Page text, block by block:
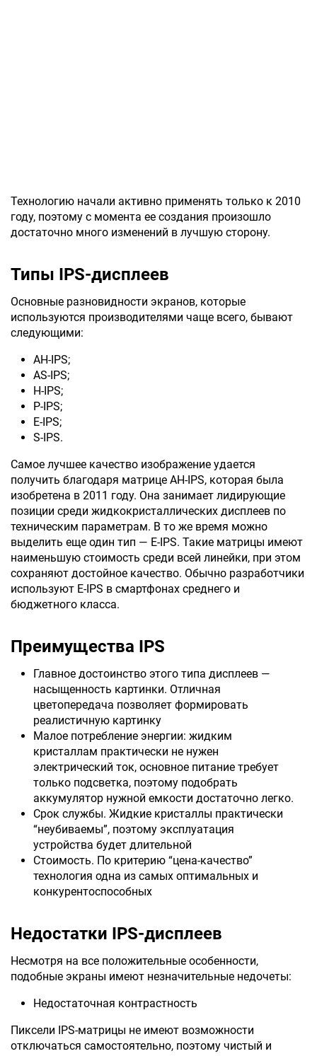
Технологию начали активно применять только к 2010
году, поэтому с момента ее создания произошло
достаточно много изменений в лучшую сторону.
Типы IPS-дисплеев
Основные разновидности экранов, которые
используются производителями чаще всего, бывают
следующими:
AH-IPS;
AS-IPS;
H-IPS;
P-IPS;
E-IPS;
S-IPS.
Самое лучшее качество изображение удается
получить благодаря матрице AH-IPS, которая была
изобретена в 2011 году. Она занимает лидирующие
позиции среди жидкокристаллических дисплеев по
техническим параметрам. В то же время можно
выделить еще один тип — E-IPS. Такие матрицы имеют
наименьшую стоимость среди всей линейки, при этом
сохраняют достойное качество. Обычно разработчики
используют E-IPS в смартфонах среднего и
бюджетного класса.
Преимущества IPS
Главное достоинство этого типа дисплеев —
насыщенность картинки. Отличная
цветопередача позволяет формировать
реалистичную картинку
Малое потребление энергии: жидким
кристаллам практически не нужен
электрический ток, основное питание требует
только подсветка, поэтому подобрать
аккумулятор нужной емкости достаточно легко.
Срок службы. Жидкие кристаллы практически
“неубиваемы”, поэтому эксплуатация
устройства будет длительной
Стоимость. По критерию “цена-качество”
технология одна из самых оптимальных и
конкурентоспособных
Недостатки IPS-дисплеев
Несмотря на все положительные особенности,
подобные экраны имеют незначительные недочеты:
Недостаточная контрастность
Пиксели IPS-матрицы не имеют возможности
отключаться самостоятельно, поэтому чистый и